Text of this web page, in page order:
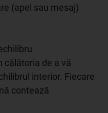
(apel sau mesaj)
călătoria de a vă
interior. Fiecare
contează